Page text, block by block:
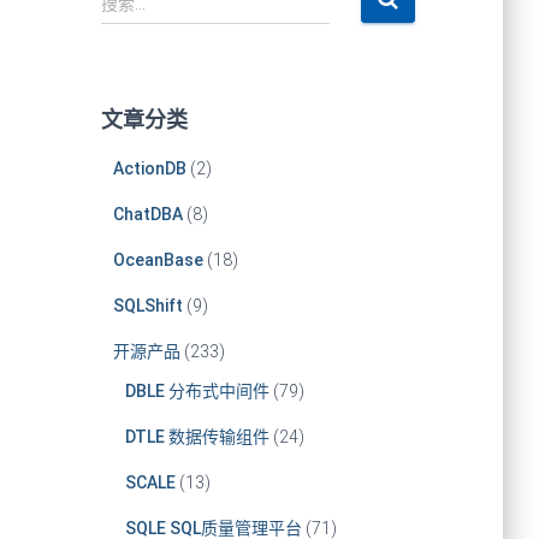
文章分类
ActionDB (2)
ChatDBA(8)
OceanBase(18)
SQLShift (9)
开源产品 (233)
DBLE 分布式中间件(79)
DTLE 数据传输组件(24)
SCALE(13)
SQLE SQL质量管理平台 (71)